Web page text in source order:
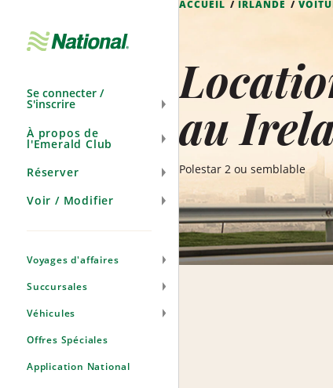
navigation
Se connecter /
S'inscrire
À propos de
l'Emerald Club
Réserver
Voir / Modifier
Voyages d'affaires
Succursales
Véhicules
Offres Spéciales
Application National
ACCUEIL IRLANDE
au
Polestar 2 ou semblable